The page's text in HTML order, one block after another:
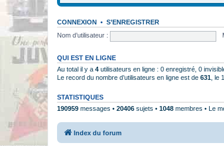
CONNEXION • S’ENREGISTRER
Nom d’utilisateur :
QUI EST EN LIGNE
Au total il y a 4 utilisateurs en ligne : 0 enregistré, 0
Le record du nombre d’utilisateurs en ligne est de 631 , le
STATISTIQUES
190959 messages • 20406 sujets • 1048 membres • Le
Index du forum